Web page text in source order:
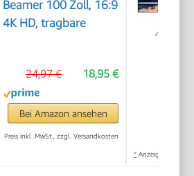
Beamer 100 Zoll, 16:9
4K HD, tragbare
18,95 €
24,97 €
Bei Amazon ansehen
Preis inkl. MwSt., zzgl. Versandkosten
* Anzeige